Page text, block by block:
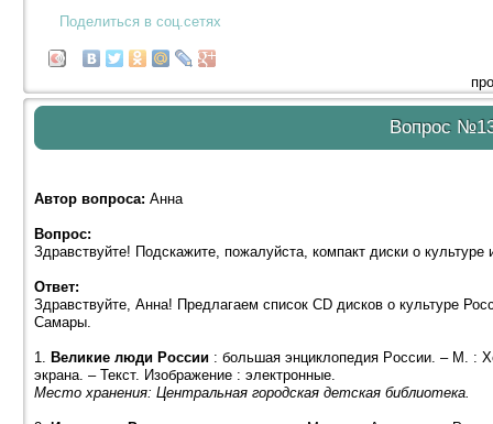
Поделиться в соц.сетях
Вопрос
Автор вопроса: Анна
Вопрос:
Здравствуйте! Подскажите, пожалуйста, компакт диски о
Ответ:
Здравствуйте, Анна! Предлагаем список CD дисков о культуре
Самары.
1. Великие люди Pоссии : большая энциклопедия Pоссии. – М. :
экрана. – Текст. Изображение : электронные.
Место хранения: Центральная городская детская библиотека.